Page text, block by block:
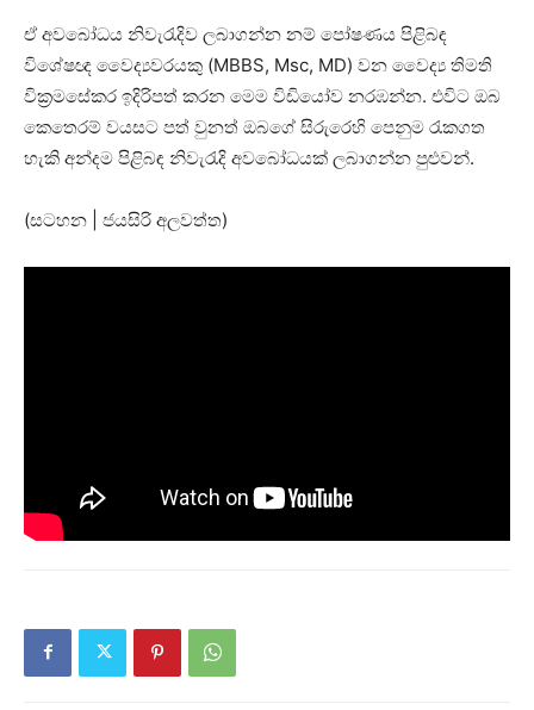
ඒ අවබෝධය නිවැරැදිව ලබාගන්න නම් පෝෂණය පිළිබඳ
විශේෂඥ වෛද්‍යවරයකු (MBBS, Msc, MD) වන වෛද්‍ය තිමති
වික්‍රමසේකර ඉදිරිපත් කරන මෙම විඩියෝව නරඹන්න. එවිට ඔබ
කෙතෙරම් වයසට පත් වුනත් ඔබගේ සිරුරෙහි පෙනුම රැකගත
හැකි අන්දම පිළිබඳ නිවැරැදි අවබෝධයක් ලබාගන්න පුළුවන්.
(සටහන | ජයසිරි අලවත්ත)